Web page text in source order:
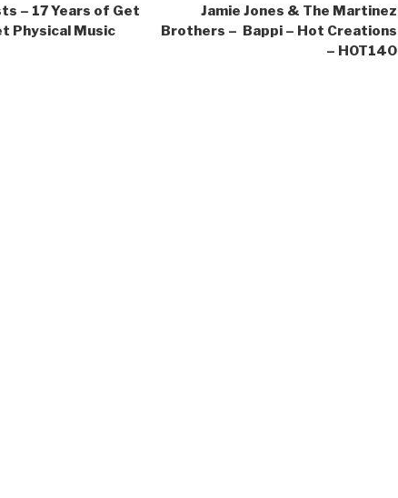
– 17 Years of Get
Physical Music
Jamie Jones & The Martinez
Brothers – Bappi – Hot Creations
– HOT140